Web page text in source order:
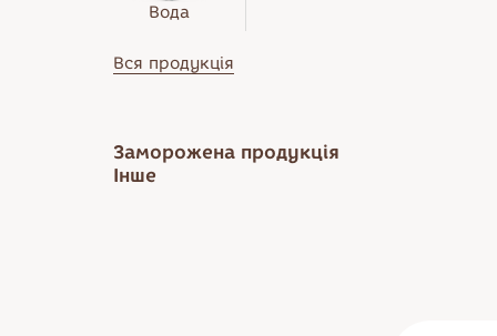
Вода
Вся продукція
Заморожена продукція
Інше